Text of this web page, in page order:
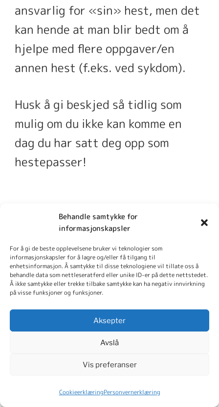
Behandle samtykke for
informasjonskapsler
For å gi de beste opplevelsene bruker vi teknologier som
informasjonskapsler for å lagre og/eller få tilgang til
enhetsinformasjon. Å samtykke til disse teknologiene vil tillate oss å
behandle data som nettleseratferd eller unike ID-er på dette nettstedet.
Å ikke samtykke eller trekke tilbake samtykke kan ha negativ innvirkning
på visse funksjoner og funksjoner.
Aksepter
Avslå
Vis preferanser
CookieerklæringPersonvernerklæring
ansvarlig for «sin» hest, men det
kan hende at man blir bedt om å
hjelpe med flere oppgaver/en
annen hest (f.eks. ved sykdom).
Husk å gi beskjed så tidlig som
mulig om du ikke kan komme en
dag du har satt deg opp som
hestepasser!
Oppførselpå
rideskolens område
Stallen er hjemmet til hestene.
Det er her de bor og det er her de
skal slappe av. Alle skal derfor
rolig. Roping og støy skal unngås.
Stallen er ikke